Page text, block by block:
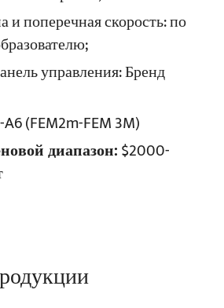
и поперечная скорость:по
управления:Бренд
(FEM2m-FEM 3M)
диапазон:$2000-